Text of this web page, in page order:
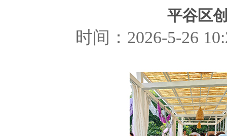
平谷区
时间：2026-5-26